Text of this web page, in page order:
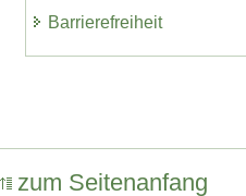
Barrierefreiheit
zum Seitenanfang